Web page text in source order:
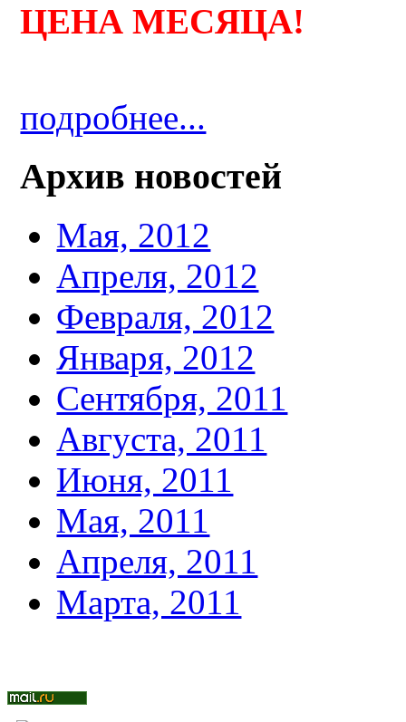
ЦЕНА МЕСЯЦА!
подробнее...
Архив новостей
Мая, 2012
Апреля, 2012
Февраля, 2012
Января, 2012
Сентября, 2011
Августа, 2011
Июня, 2011
Мая, 2011
Апреля, 2011
Марта, 2011